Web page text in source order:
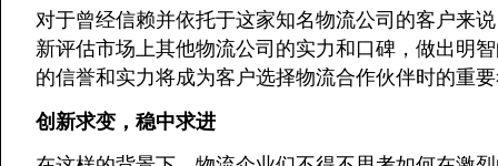
对于曾经信赖并依托于这家知名物流公司的客户来
新评估市场上其他物流公司的实力和口碑，做出明
的信誉和实力将成为客户选择物流合作伙伴时的重
创新求变，稳中求进